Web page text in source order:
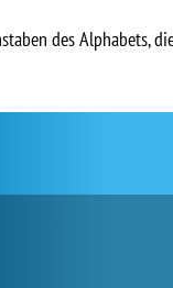
des Alphabets,